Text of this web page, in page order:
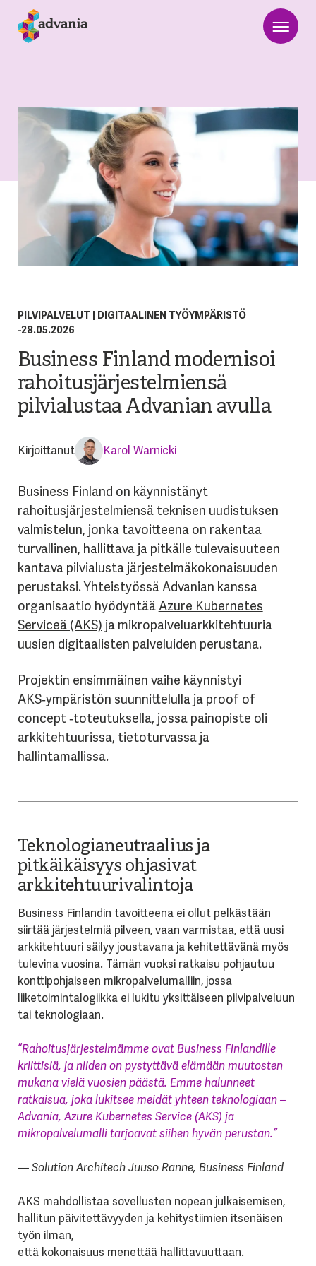
PILVIPALVELUT | DIGITAALINEN TYÖYMPÄRISTÖ
-28.05.2026
Business Finland modernisoi
rahoitusjärjestelmiensä
pilvialustaa Advanian avulla
Kirjoittanut Karol Warnicki
Business Finland on käynnistänyt
rahoitusjärjestelmiensä teknisen uudistuksen
valmistelun, jonka tavoitteena on rakentaa
turvallinen, hallittava ja pitkälle tulevaisuuteen
kantava pilvialusta järjestelmäkokonaisuuden
perustaksi. Yhteistyössä Advanian kanssa
organisaatio hyödyntääAzure Kubernetes
Serviceä (AKS) ja mikropalveluarkkitehtuuria
uusien digitaalisten palveluiden perustana.
Projektin ensimmäinen vaihe käynnistyi
AKS‑ympäristön suunnittelulla ja proof of
concept ‑toteutuksella, jossa painopiste oli
arkkitehtuurissa, tietoturvassa ja
hallintamallissa.
Teknologianeutraalius ja
pitkäikäisyys ohjasivat
arkkitehtuurivalintoja
Business Finlandin tavoitteena ei ollut pelkästään
siirtää järjestelmiä pilveen, vaan varmistaa, että uusi
arkkitehtuuri säilyy joustavana ja kehitettävänä myös
tulevina vuosina. Tämän vuoksi ratkaisu pohjautuu
konttipohjaiseen mikropalvelumalliin, jossa
liiketoimintalogiikka ei lukitu yksittäiseen pilvipalveluun
tai teknologiaan.
“Rahoitusjärjestelmämme ovat Business Finlandille
kriittisiä, ja niiden on pystyttävä elämään muutosten
mukana vielä vuosien päästä. Emme halunneet
ratkaisua, joka lukitsee meidät yhteen teknologiaan –
Advania, Azure Kubernetes Service (AKS) ja
mikropalvelumalli tarjoavat siihen hyvän perustan.”
— Solution Architech Juuso Ranne, Business Finland
AKS mahdollistaa sovellusten nopean julkaisemisen,
hallitun päivitettävyyden ja kehitystiimien itsenäisen
työn ilman,
että kokonaisuus menettää hallittavuuttaan.